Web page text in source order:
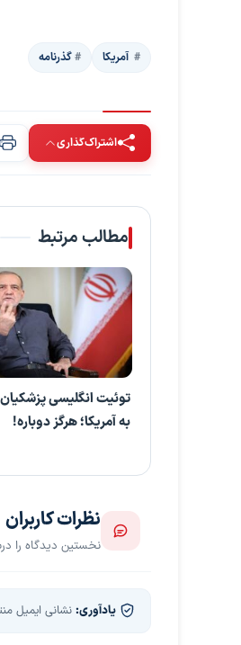
‍‍‍ آمریکا گذرنامه
اشتراک‌گذاری
مطالب مرتبط
توئیت انگلیسی
به آمریکا؛ هرگز دوباره!
نظرات کاربران
نخستین دیدگاه را
یادآوری: نشانی ایمیل